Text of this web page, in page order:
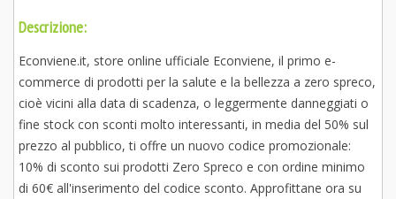
Descrizione:
Econviene.it, store online ufficiale Econviene, il primo e-
commerce di prodotti per la salute e la bellezza a zero spreco,
cioè vicini alla data di scadenza, o leggermente danneggiati o
fine stock con sconti molto interessanti, in media del 50% sul
prezzo al pubblico, ti offre un nuovo codice promozionale:
10% di sconto sui prodotti Zero Spreco e con ordine minimo
di 60€ all'inserimento del codice sconto. Approfittane ora su